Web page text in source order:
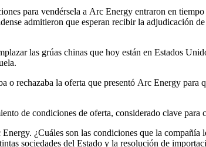
para vendérsela a Arc Energy entraron en tiempo
admitieron que esperan recibir la adjudicación
las grúas chinas que hoy están en Estados
rechazaba la oferta que presentó Arc Energy para
de condiciones de oferta, considerado clave para
¿Cuáles son las condiciones que la compañía
sociedades del Estado y la resolución de